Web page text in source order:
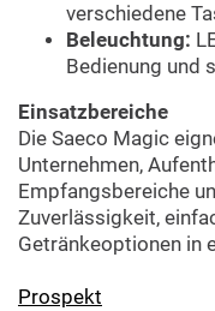
verschiedene
Beleuchtung:
Bedienung und
Einsatzbereiche
Die Saeco Magic
Unternehmen,
Empfangsbereiche
Zuverlässigkeit,
Getränkeoptionen in
Prospekt